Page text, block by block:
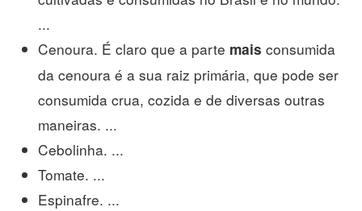
...
Cenoura. É claro que a parte mais consumida
da cenoura é a sua raiz primária, que pode ser
consumida crua, cozida e de diversas outras
maneiras. ...
Cebolinha. ...
Tomate. ...
Espinafre. ...